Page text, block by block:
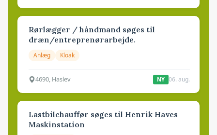
Rørlægger / håndmand søges til
dræn/entreprenørarbejde.
Anlæg Kloak
4690, Haslev NY 06. aug.
Lastbilchauffør søges til Henrik Haves
Maskinstation